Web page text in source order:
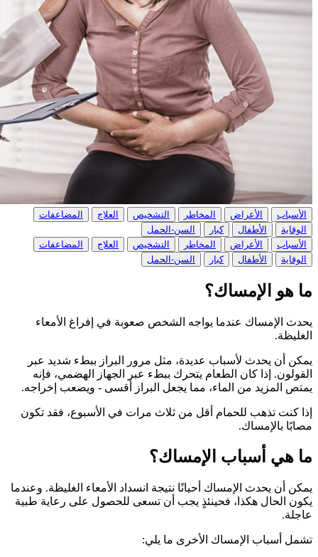
الأسباب الأعراض المخاطر التشخيص العلاج
المضاعفات
الوقاية
الأطفال كبار
السن-الحمل
الأسباب
الأعراض المخاطر التشخيص العلاج
المضاعفات
الوقاية
الأطفال كبار السن-الحمل
ما هو الإمساك؟
يحدث الإمساك عندما يواجه الشخص صعوبة في إفراغ الأمعاء
الغليظة.
يمكن أن يحدث لأسباب عديدة، مثل مرور البراز ببطء شديد عبر
القولون. إذا كان الطعام يتحرك ببطء عبر الجهاز الهضمي، فإنه
يمتص المزيد من الماء، مما يجعل البراز أقسى - ويصعب إخراجه.
إذا كنت تذهب للحمام أقل من ثلاث مرات في الأسبوع، فقد تكون
مصابًا بالإمساك.
ما هي أسباب الإمساك؟
يمكن أن يحدث الإمساك أحيانًا نتيجة انسداد الأمعاء الغليظة. وعندما
يكون الحال هكذا، فحينئذٍ يجب أن تسعى للحصول على رعاية طبية
عاجلة.
تشمل أسباب الإمساك الأخرى ما يلي: